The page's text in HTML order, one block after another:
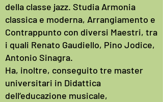
della classe jazz. Studia Armonia
classica e moderna, Arrangiamento e
Contrappunto con diversi Maestri, tra
i quali Renato Gaudiello, Pino Jodice,
Antonio Sinagra.
Ha, inoltre, conseguito tre master
universitari in Didattica
dell’educazione musicale,